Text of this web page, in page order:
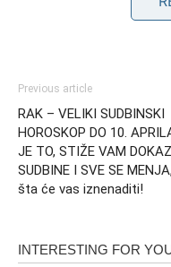
SE NE MOŽE
Previous article
RAK – VELIKI SUDBINSKI
HOROSKOP DO 10.
JE TO, STIŽE VAM DOKAZ
SUDBINE I SVE SE
šta će vas iznenaditi!